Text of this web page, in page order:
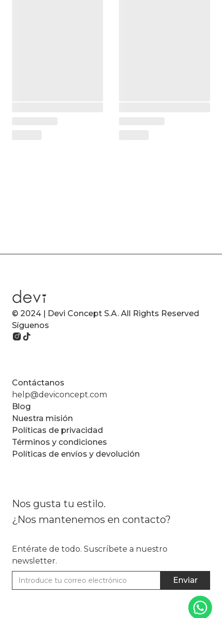
© 2024 | Devi Concept S.A. All Rights Reserved
Síguenos
Contáctanos
help@deviconcept.com
Blog
Nuestra misión
Políticas de privacidad
Términos y condiciones
Políticas de envíos y devolución
Nos gusta tu estilo.
¿Nos mantenemos en contacto?
Entérate de todo. Suscríbete a nuestro
newsletter.
Enviar